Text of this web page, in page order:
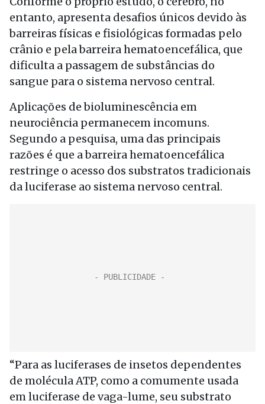
entanto, apresenta desafios únicos devido às
barreiras físicas e fisiológicas formadas pelo
crânio e pela barreira hematoencefálica, que
dificulta a passagem de substâncias do
sangue para o sistema nervoso central.
Aplicações de bioluminescência em
neurociência permanecem incomuns.
Segundo a pesquisa, uma das principais
razões é que a barreira hematoencefálica
restringe o acesso dos substratos tradicionais
da luciferase ao sistema nervoso central.
“Para as luciferases de insetos dependentes
de molécula ATP, como a comumente usada
em luciferase de vaga-lume, seu substrato